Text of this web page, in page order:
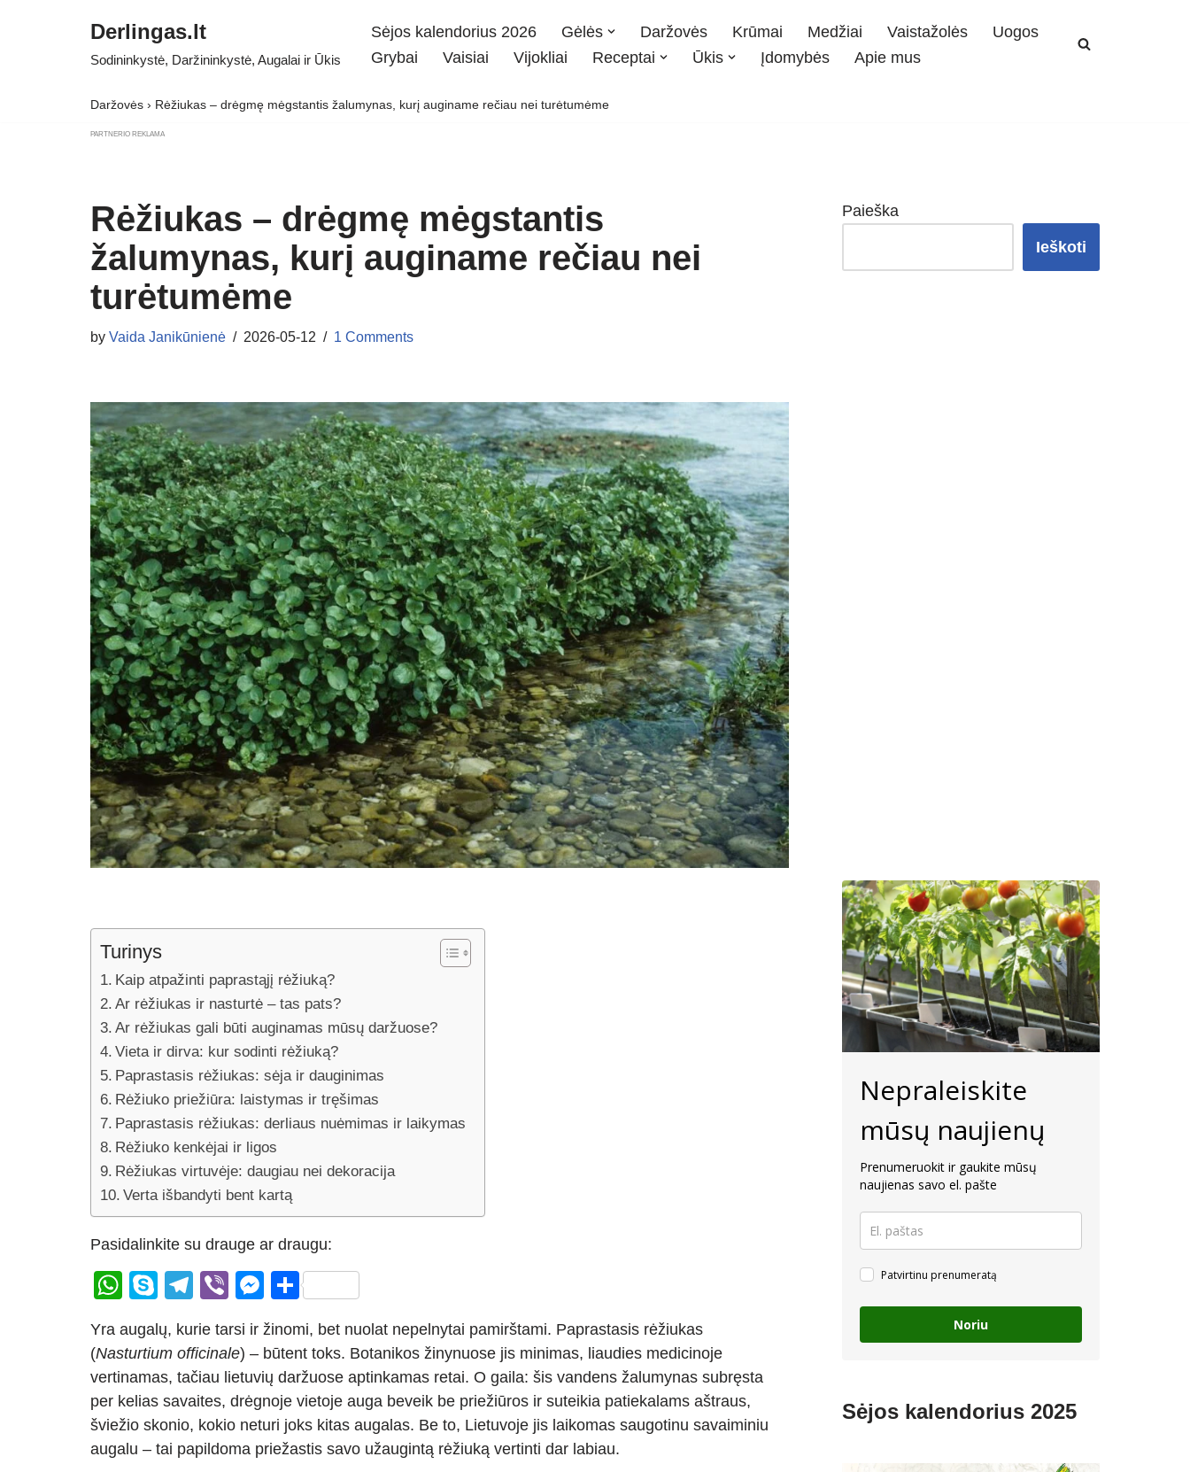
Derlingas.lt
Sodininkystė, Daržininkystė, Augalai ir Ūkis
Sėjos kalendorius 2026 Gėlės Daržovės Krūmai Medžiai Vaistažolės
Uogos
Grybai
Vaisiai Vijokliai Receptai Ūkis Įdomybės Apie mus
Daržovės › Rėžiukas – drėgmę mėgstantis žalumynas, kurį auginame rečiau nei turėtumėme
PARTNERIO REKLAMA
Rėžiukas – drėgmę mėgstantis
žalumynas, kurį auginame rečiau nei
turėtumėme
by Vaida Janikūnienė 2026-05-12 1 Comments
Turinys
Kaip atpažinti paprastąjį rėžiuką?
Ar rėžiukas ir nasturtė – tas pats?
Ar rėžiukas gali būti auginamas mūsų daržuose?
Vieta ir dirva: kur sodinti rėžiuką?
Paprastasis rėžiukas: sėja ir dauginimas
Rėžiuko priežiūra: laistymas ir tręšimas
Paprastasis rėžiukas: derliaus nuėmimas ir laikymas
Rėžiuko kenkėjai ir ligos
Rėžiukas virtuvėje: daugiau nei dekoracija
Verta išbandyti bent kartą
Pasidalinkite su drauge ar draugu:
W
at
s
A
p
p
S
p
e
T
e
gr
a
m
Vi
er
M
ss
e
n
g
er
S
ar
e
Yra augalų, kurie tarsi ir žinomi, bet nuolat nepelnytai pamirštami. Paprastasis rėžiukas
(Nasturtium officinale) – būtent toks. Botanikos žinynuose jis minimas, liaudies medicinoje
vertinamas, tačiau lietuvių daržuose aptinkamas retai. O gaila: šis vandens žalumynas subręsta
per kelias savaites, drėgnoje vietoje auga beveik be priežiūros ir suteikia patiekalams aštraus,
šviežio skonio, kokio neturi joks kitas augalas. Be to, Lietuvoje jis laikomas saugotinu savaiminiu
augalu – tai papildoma priežastis savo užaugintą rėžiuką vertinti dar labiau.
Paieška
Ieškoti
Nepraleiskite
mūsų naujienų
Prenumeruokit ir gaukite mūsų
naujienas savo el. pašte
Patvirtinu prenumeratą
Noriu
Sėjos kalendorius 2025